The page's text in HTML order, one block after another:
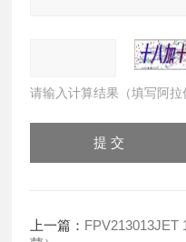
请输入计算结果（填写阿
上一篇： FPV213013JET